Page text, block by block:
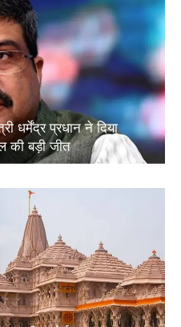
धर्मेंद्र प्रधान ने दिया
की बड़ी जीत